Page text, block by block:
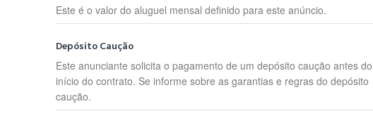
Este é o valor do aluguel mensal definido para este anúncio.
Depósito Caução
Este anunciante solicita o pagamento de um depósito caução antes do
início do contrato. Se informe sobre as garantias e regras do depósito
caução.